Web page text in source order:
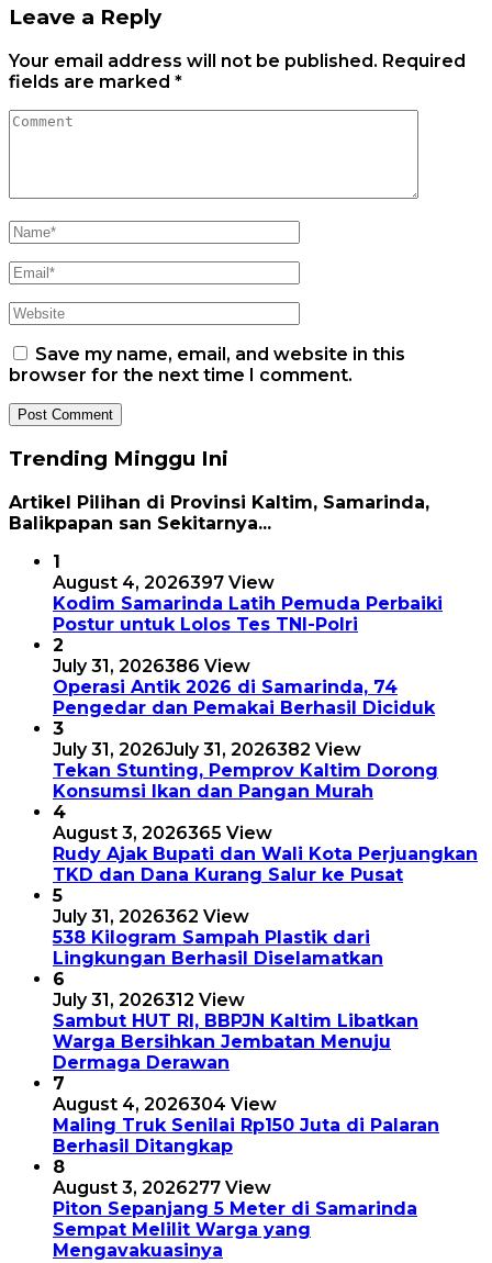
Leave a Reply
Your email address will not be published. Required
fields are marked *
Save my name, email, and website in this
browser for the next time I comment.
Trending Minggu Ini
Artikel Pilihan di Provinsi Kaltim, Samarinda,
Balikpapan san Sekitarnya...
1
August 4, 2026397 View
Kodim Samarinda Latih Pemuda Perbaiki
Postur untuk Lolos Tes TNI-Polri
2
July 31, 2026386 View
Operasi Antik 2026 di Samarinda, 74
Pengedar dan Pemakai Berhasil Diciduk
3
July 31, 2026July 31, 2026382 View
Tekan Stunting, Pemprov Kaltim Dorong
Konsumsi Ikan dan Pangan Murah
4
August 3, 2026365 View
Rudy Ajak Bupati dan Wali Kota Perjuangkan
TKD dan Dana Kurang Salur ke Pusat
5
July 31, 2026362 View
538 Kilogram Sampah Plastik dari
Lingkungan Berhasil Diselamatkan
6
July 31, 2026312 View
Sambut HUT RI, BBPJN Kaltim Libatkan
Warga Bersihkan Jembatan Menuju
Dermaga Derawan
7
August 4, 2026304 View
Maling Truk Senilai Rp150 Juta di Palaran
Berhasil Ditangkap
8
August 3, 2026277 View
Piton Sepanjang 5 Meter di Samarinda
Sempat Melilit Warga yang
Mengavakuasinya